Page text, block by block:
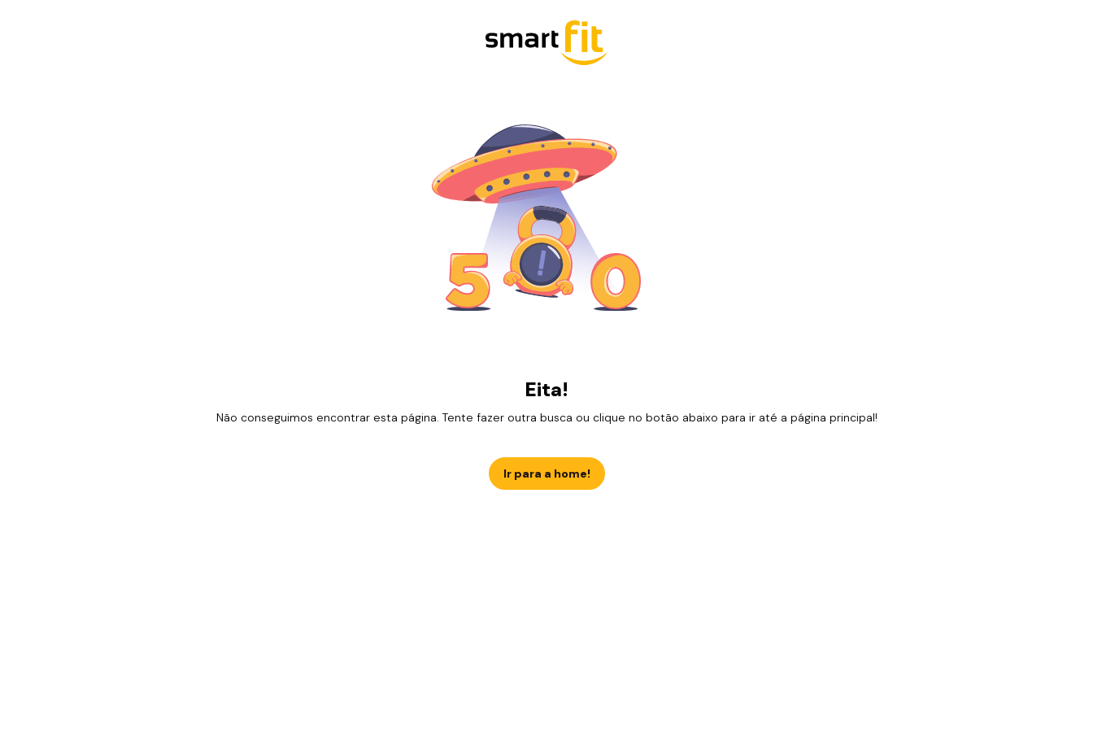
Eita!
Não conseguimos encontrar esta página. Tente fazer outra busca ou clique no botão abaixo para ir até a página principal!
Ir para a home!